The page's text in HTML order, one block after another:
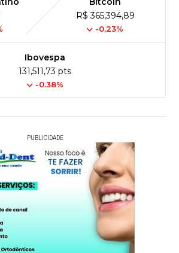
R$ 365,394,89
-0,23%
Ibovespa
131,511,73 pts
-0.38%
PUBLICIDADE